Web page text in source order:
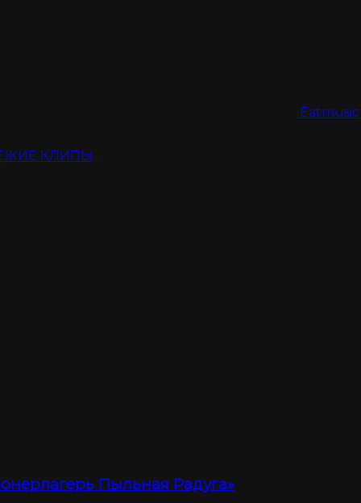
Eatmusic
КЛИПЫ
Пыльная Радуга»